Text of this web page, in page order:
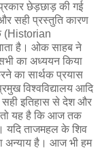
छेड़छाड़ की गई
सही प्रस्तुति कारण
(Historian
है। ओक साहब ने
का अध्ययन किया
का सार्थक प्रयास
विश्वविद्यालय आदि
सही इतिहास से देश और
तो यह है कि आज तक
यदि ताजमहल के शिव
अन्याय है। आज भी हम